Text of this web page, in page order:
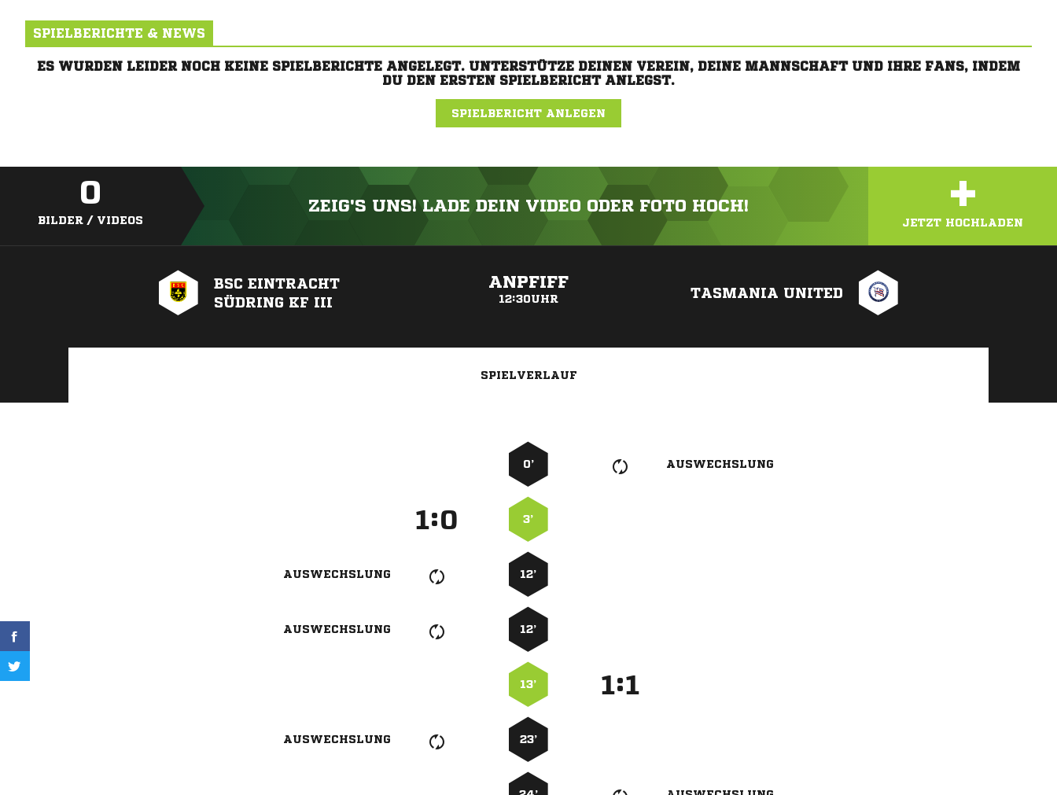
SPIELBERICHTE & NEWS
ES WURDEN LEIDER NOCH KEINE SPIELBERICHTE ANGELEGT. UNTERSTÜTZE DEINEN VEREIN, DEINE MANNSCHAFT UND IHRE FANS, INDEM
DU DEN ERSTEN SPIELBERICHT ANLEGST.
SPIELBERICHT ANLEGEN
0
BILDER / VIDEOS
ZEIG'S UNS! LADE DEIN VIDEO ODER FOTO HOCH! +
JETZT HOCHLADEN
BSC EINTRACHT
SÜDRING KF III
ANPFIFF
12:30UHR TASMANIA UNITED
SPIELVERLAUF
0’ AUSWECHSLUNG
: 3’
AUSWECHSLUNG 12’
AUSWECHSLUNG 12’
13’ :
AUSWECHSLUNG 23’